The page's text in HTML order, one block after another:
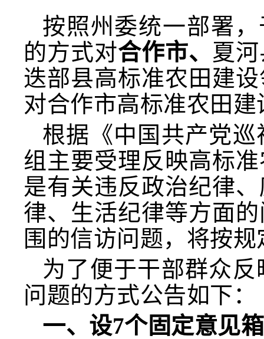
按照州委统一部署
的方式对合作市、 夏
迭部县高标准农田建
对合作市高标准农田
根据《中国共产党
组主要受理反映高标
是有关违反政治纪律
律、生活纪律等方面
围的信访问题，将按
为了便于干部群众
问题的方式公告如下：
一、设7个固定意见